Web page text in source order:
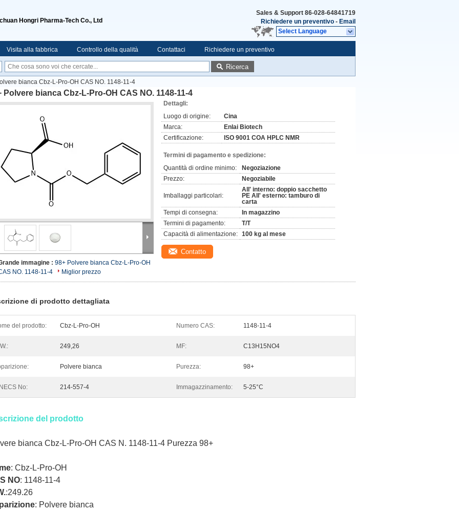
Hongri Pharma-Tech Co., Ltd
Sales & Support 86-028-64841719
Richiedere un preventivo - Email
Select Language
Visita alla fabbrica Controllo della qualità Contattaci Richiedere un preventivo
Ricerca
bianca Cbz-L-Pro-OH CAS NO. 1148-11-4
Polvere bianca Cbz-L-Pro-OH CAS NO. 1148-11-4
immagine : 98+ Polvere bianca Cbz-L-Pro-OH
NO. 1148-11-4
Miglior prezzo
Dettagli:
Luogo di origine:
Cina
Marca:
Enlai Biotech
Certificazione:
ISO 9001 COA HPLC NMR
Termini di pagamento e spedizione:
Quantità di ordine minimo:
Negoziazione
Prezzo:
Negoziabile
Imballaggi particolari:
All' interno: doppio sacchetto
PE All' esterno: tamburo di
carta
Tempi di consegna:
In magazzino
Termini di pagamento:
T/T
Capacità di alimentazione: 100 kg al mese
Contatto
di prodotto dettagliata
del prodotto: Cbz-L-Pro-OH Numero CAS: 1148-11-4
249,26 MF: C13H15NO4
Polvere bianca Purezza: 98+
No: 214-557-4 Immagazzinamento: 5-25°C
del prodotto
bianca Cbz-L-Pro-OH CAS N. 1148-11-4 Purezza 98+
: Cbz-L-Pro-OH
NO: 1148-11-4
:249.26
: Polvere bianca